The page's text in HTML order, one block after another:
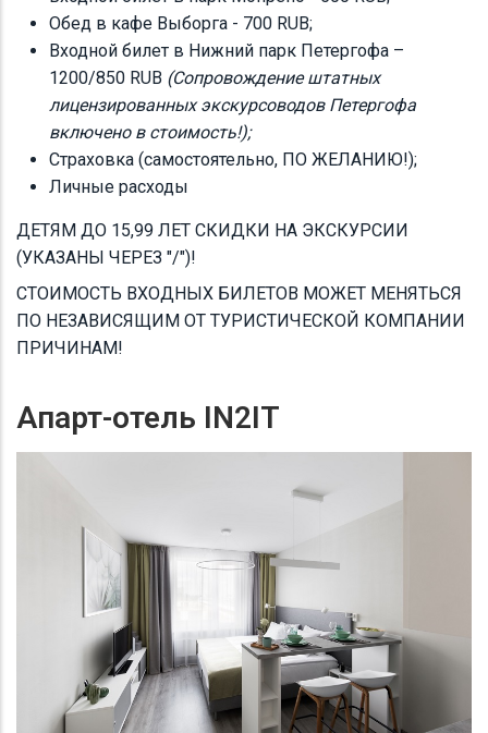
Обед в кафе Выборга - 700 RUB;
Входной билет в Нижний парк Петергофа –
1200/850 RUB (Сопровождение штатных
лицензированных экскурсоводов Петергофа
включено в стоимость!);
Страховка (самостоятельно, ПО ЖЕЛАНИЮ!);
Личные расходы
ДЕТЯМ ДО 15,99 ЛЕТ СКИДКИ НА ЭКСКУРСИИ
(УКАЗАНЫ ЧЕРЕЗ "/")!
СТОИМОСТЬ ВХОДНЫХ БИЛЕТОВ МОЖЕТ МЕНЯТЬСЯ
ПО НЕЗАВИСЯЩИМ ОТ ТУРИСТИЧЕСКОЙ КОМПАНИИ
ПРИЧИНАМ!
Апарт-отель IN2IT